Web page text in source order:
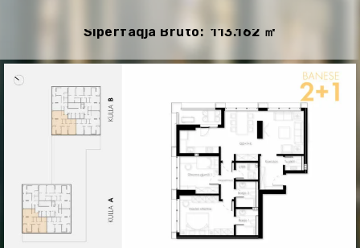
Sipërfaqja Bruto: 113.162 ㎡